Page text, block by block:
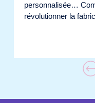
personnalisée…
révolutionner la